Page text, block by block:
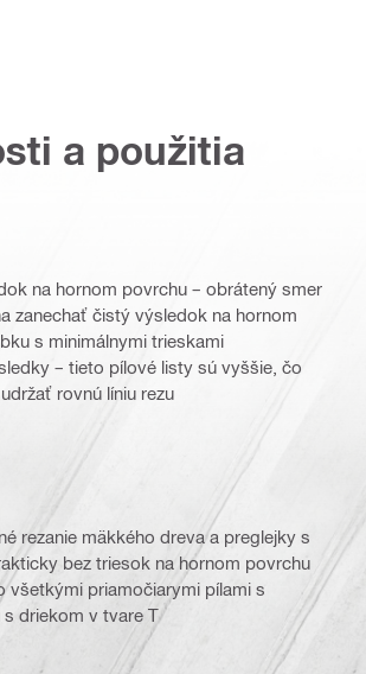
a použitia
na hornom povrchu – obrátený smer
zanechať čistý výsledok na hornom
s minimálnymi trieskami
– tieto pílové listy sú vyššie, čo
rovnú líniu rezu
rezanie mäkkého dreva a preglejky s
bez triesok na hornom povrchu
všetkými priamočiarymi pílami s
s driekom v tvare T